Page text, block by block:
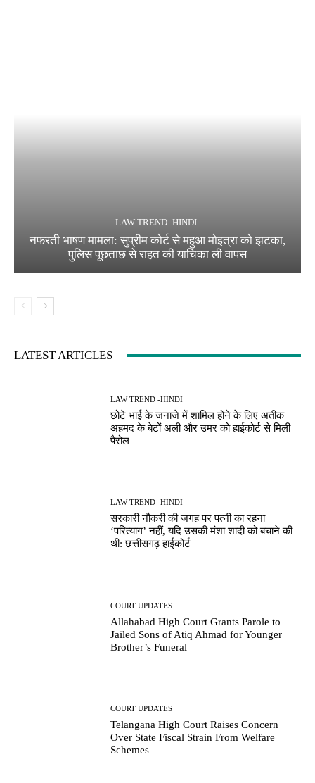
LAW TREND -HINDI
नफरती भाषण मामला: सुप्रीम कोर्ट से महुआ मोइत्रा को झटका,
पुलिस पूछताछ से राहत की याचिका ली वापस
LATEST ARTICLES
LAW TREND -HINDI
छोटे भाई के जनाजे में शामिल होने के लिए अतीक
अहमद के बेटों अली और उमर को हाईकोर्ट से मिली
पैरोल
LAW TREND -HINDI
सरकारी नौकरी की जगह पर पत्नी का रहना
‘परित्याग’ नहीं, यदि उसकी मंशा शादी को बचाने की
थी: छत्तीसगढ़ हाईकोर्ट
COURT UPDATES
Allahabad High Court Grants Parole to
Jailed Sons of Atiq Ahmad for Younger
Brother’s Funeral
COURT UPDATES
Telangana High Court Raises Concern
Over State Fiscal Strain From Welfare
Schemes